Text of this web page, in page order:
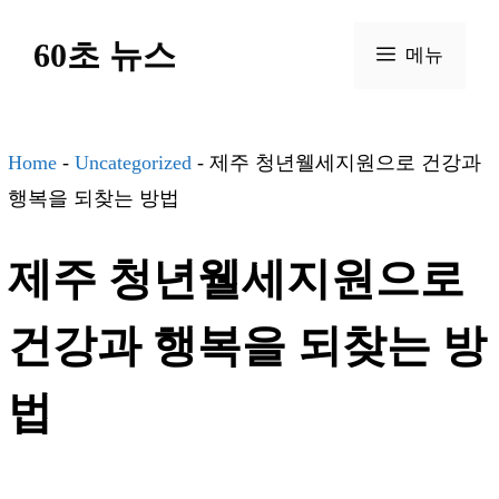
건
너
기
60초 뉴스 메뉴
Home - Uncategorized - 제주 청년웰세지원으로 건강과
행복을 되찾는 방법
제주 청년웰세지원으로
건강과 행복을 되찾는 방
법